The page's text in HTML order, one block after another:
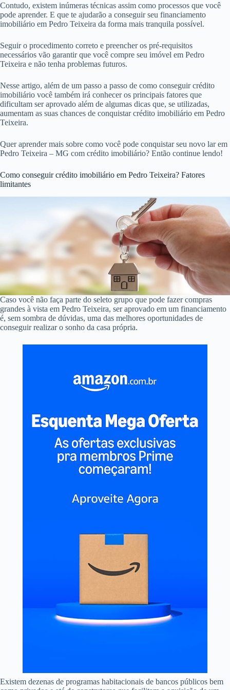
Contudo, existem inúmeras técnicas assim como processos que você
pode aprender. E que te ajudarão a conseguir seu financiamento
imobiliário em Pedro Teixeira da forma mais tranquila possível.
Seguir o procedimento correto e preencher os pré-requisitos
necessários vão garantir que você compre seu imóvel em Pedro
Teixeira e não tenha problemas futuros.
Nesse artigo, além de um passo a passo de como conseguir crédito
imobiliário você também irá conhecer os principais fatores que
dificultam ser aprovado além de algumas dicas que, se utilizadas,
aumentam as suas chances de conquistar crédito imobiliário em Pedro
Teixeira.
Quer aprender mais sobre como você pode conquistar seu novo lar em
Pedro Teixeira – MG com crédito imobiliário? Então continue lendo!
Como conseguir crédito imobiliário em Pedro Teixeira? Fatores
limitantes
Caso você não faça parte do seleto grupo que pode fazer compras
grandes à vista em Pedro Teixeira, ser aprovado em um financiamento
é, sem sombra de dúvidas, uma das melhores oportunidades de
conseguir realizar o sonho da casa própria.
Existem dezenas de programas habitacionais de bancos públicos bem